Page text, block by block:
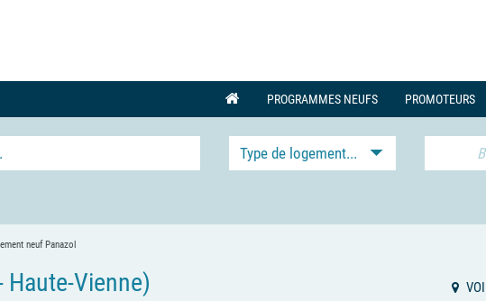
PROGRAMMES NEUFS PROMOTEURS
Type de logement...
neuf Panazol
Vienne)